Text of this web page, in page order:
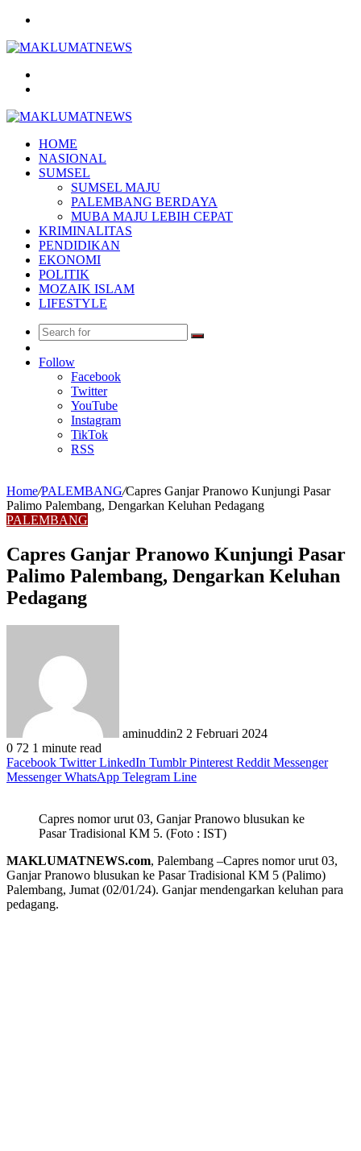
HOME
NASIONAL
SUMSEL
SUMSEL MAJU
PALEMBANG BERDAYA
MUBA MAJU LEBIH CEPAT
KRIMINALITAS
PENDIDIKAN
EKONOMI
POLITIK
MOZAIK ISLAM
LIFESTYLE
Search
Article
Follow
Facebook
Twitter
YouTube
Instagram
TikTok
RSS
Home/PALEMBANG/Capres Ganjar Pranowo Kunjungi Pasar
Palimo Palembang, Dengarkan Keluhan Pedagang
PALEMBANG
Capres Ganjar Pranowo Kunjungi Pasar
Palimo Palembang, Dengarkan Keluhan
Pedagang
aminuddin2 2 Februari 2024
0 72 1 minute read
Facebook Twitter LinkedIn Tumblr Pinterest Reddit Messenger
Messenger WhatsApp Telegram Line
Capres nomor urut 03, Ganjar Pranowo blusukan ke
Pasar Tradisional KM 5. (Foto : IST)
MAKLUMATNEWS.com, Palembang –Capres nomor urut 03,
Ganjar Pranowo blusukan ke Pasar Tradisional KM 5 (Palimo)
Palembang, Jumat (02/01/24). Ganjar mendengarkan keluhan para
pedagang.